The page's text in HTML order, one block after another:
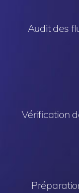
Audit des
Vérification